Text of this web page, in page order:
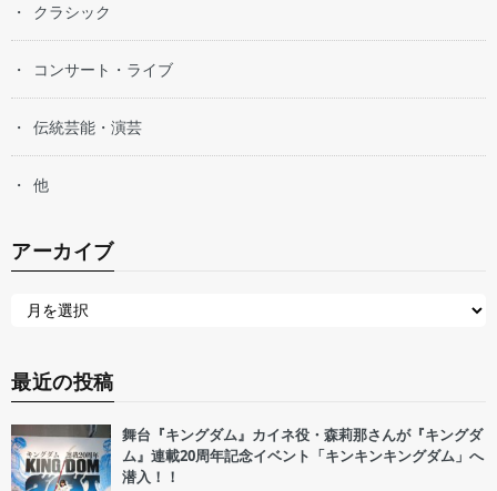
クラシック
コンサート・ライブ
伝統芸能・演芸
他
アーカイブ
最近の投稿
舞台『キングダム』カイネ役・森莉那さんが『キングダ
ム』連載20周年記念イベント「キンキンキングダム」へ
潜入！！